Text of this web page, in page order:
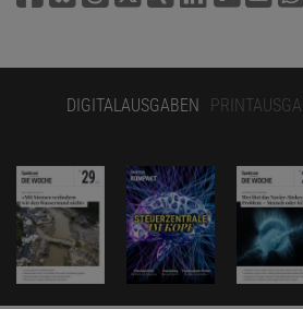
DIGITALAUSGABEN